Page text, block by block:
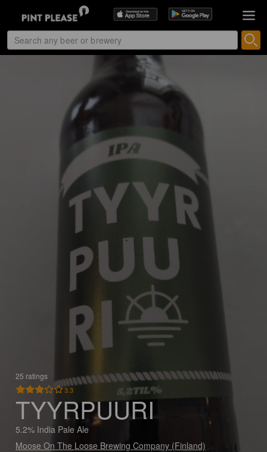
25 ratings
3.3
TYYRPUURI
5.2% India Pale Ale
Moose On The Loose Brewing Company (Finland)